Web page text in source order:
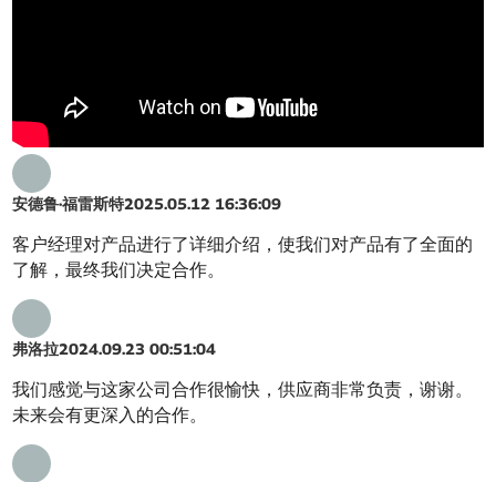
安德鲁·福雷斯特2025.05.12 16:36:09
客户经理对产品进行了详细介绍，使我们对产品有了全面的
了解，最终我们决定合作。
弗洛拉2024.09.23 00:51:04
我们感觉与这家公司合作很愉快，供应商非常负责，谢谢。
未来会有更深入的合作。